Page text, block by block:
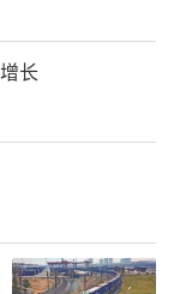
除“整形美
目品牌有半
美拉美、
。记者在国
到的超声类
，为第二类
长